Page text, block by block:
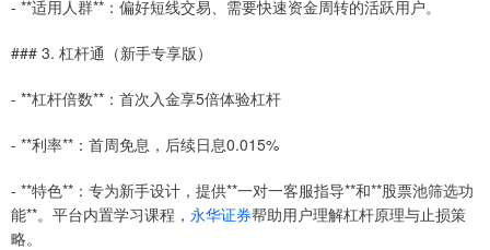
- **适用人群**：偏好短线交易、需要快速资金周转的活跃用户。
### 3. 杠杆通（新手专享版）
- **杠杆倍数**：首次入金享5倍体验杠杆
- **利率**：首周免息，后续日息0.015%
- **特色**：专为新手设计，提供**一对一客服指导**和**股票池筛选功
能**。平台内置学习课程， 永华证券帮助用户理解杠杆原理与止损策
略。